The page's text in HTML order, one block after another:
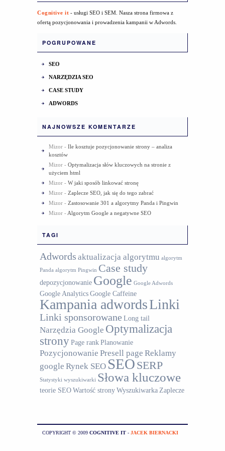
Cognitive it - usługi SEO i SEM. Nasza strona firmowa z
ofertą pozycjonowania i prowadzenia kampanii w Adwords.
POGRUPOWANE
SEO
NARZĘDZIA SEO
CASE STUDY
ADWORDS
NAJNOWSZE KOMENTARZE
Mizor - Ile kosztuje pozycjonowanie strony – analiza
kosztów
Mizor - Optymalizacja słów kluczowych na stronie z
użyciem html
Mizor - W jaki sposób linkować stronę
Mizor - Zaplecze SEO, jak się do tego zabrać
Mizor - Zastosowanie 301 a algorytmy Panda i Pingwin
Mizor - Algorytm Google a negatywne SEO
TAGI
Adwords aktualizacja algorytmu algorytm
Panda algorytm Pingwin Case study
depozycjonowanie Google Google Adwords
Google AnalyticsGoogle Caffeine
Kampania adwordsLinki
Linki sponsorowane Long tail
Narzędzia Google Optymalizacja
stronyPage rankPlanowanie
Pozycjonowanie Presell page Reklamy
google Rynek SEO SEO SERP
Statystyki wyszukiwarki Słowa kluczowe
teorie SEOWartość stronyWyszukiwarka Zaplecze
COPYRIGHT © 2009 COGNITIVE IT - JACEK BIERNACKI